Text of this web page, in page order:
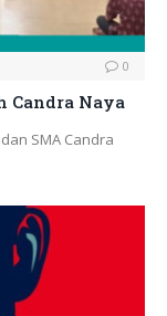
0
Candra Naya
SMA Candra